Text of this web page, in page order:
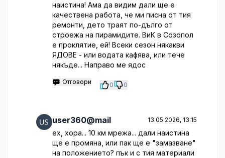
наистина! Ама да видим дали ще е
качествена работа, че ми писна от тия
ремонти, дето траят по-дълго от
строежа на пирамидите. ВиК в Созопол
е проклятие, ей! Всеки сезон някакви
ЯДОВЕ - или водата кафява, или тече
някъде... Направо ме ядос
Отговори 0 0
user360@mail 13.05.2026, 13:15
ех, хора... 10 км мрежа... дали наистина
ще е промяна, или пак ще е "замазване"
на положението? пък и с тия материали